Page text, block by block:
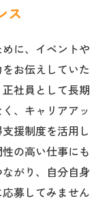
ス
に、イベントや
お伝えしていた
社員として長期
、キャリアアッ
援制度を活用し
の高い仕事にも
がり、自分自身
募してみません